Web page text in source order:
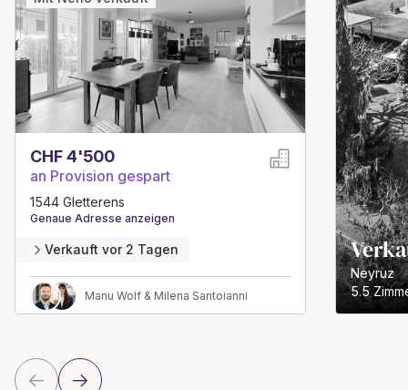
CHF 4'500
an Provision gespart
1544 Gletterens
Genaue Adresse anzeigen
Verkauft vor 2 Tagen
Manu Wolf & Milena Santoianni
Neyruz
5.5